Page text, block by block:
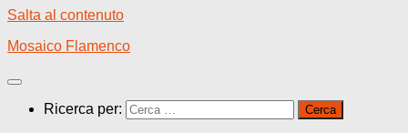
Salta al contenuto
Mosaico Flamenco
Ricerca per: